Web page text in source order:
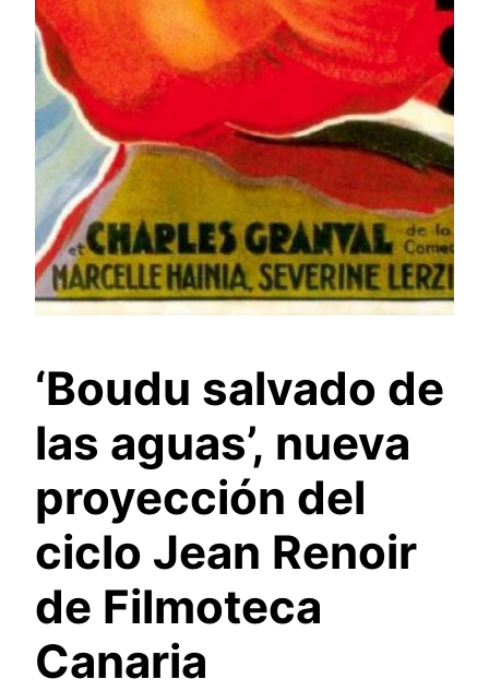
‘Boudu salvado de
las aguas’, nueva
proyección del
ciclo Jean Renoir
de Filmoteca
Canaria